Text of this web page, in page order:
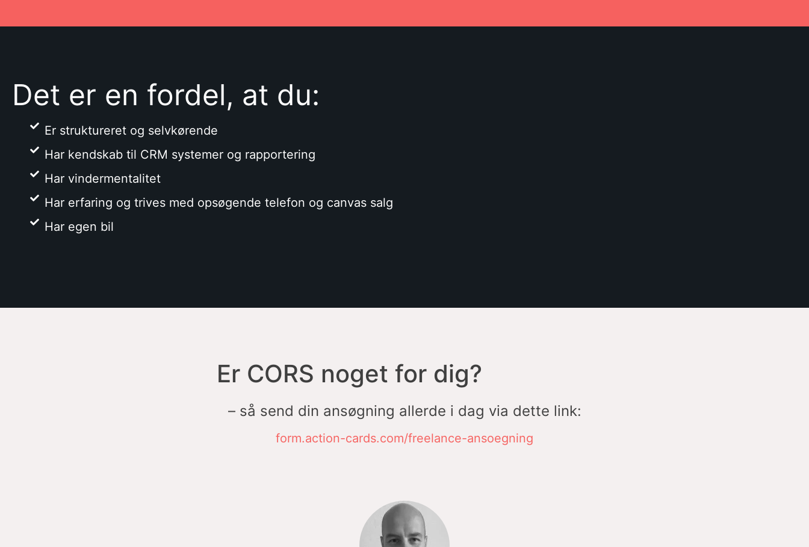
Det er en fordel, at du:
Er struktureret og selvkørende
Har kendskab til CRM systemer og rapportering
Har vindermentalitet
Har erfaring og trives med opsøgende telefon og canvas salg
Har egen bil
Er CORS noget for dig?
– så send din ansøgning allerde i dag via dette link:
form.action-cards.com/freelance-ansoegning